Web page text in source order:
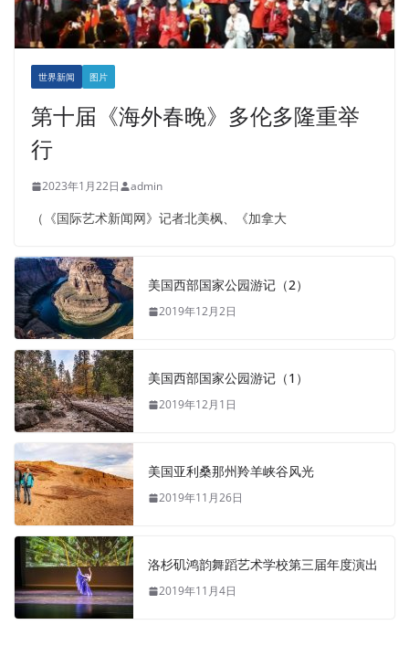
世界新闻 图片
第十届《海外春晚》多伦多隆重举
行
2023年1月22日 admin
（《国际艺术新闻网》记者北美枫、《加拿大
美国西部国家公园游记（2）
2019年12月2日
美国西部国家公园游记（1）
2019年12月1日
美国亚利桑那州羚羊峡谷风光
2019年11月26日
洛杉矶鸿韵舞蹈艺术学校第三届年度演出
2019年11月4日